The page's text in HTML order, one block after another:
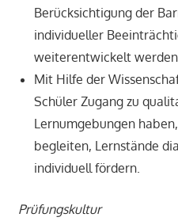
Berücksichtigung der
individueller
weiterentwickelt
Mit Hilfe der
Schüler Zugang zu
Lernumgebungen
begleiten, Lernstände
individuell fördern.
Prüfungskultur